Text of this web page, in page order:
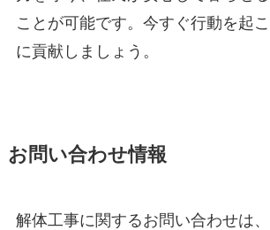
ことが可能です。今すぐ行動を起
に貢献しましょう。
お問い合わせ情報
解体工事に関するお問い合わせは